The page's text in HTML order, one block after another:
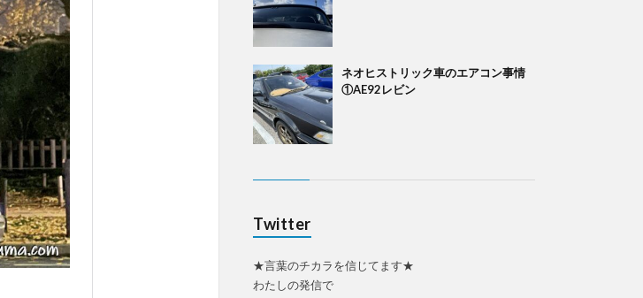
ネオヒストリック車のエアコン事情
①AE92レビン
Twitter
★言葉のチカラを信じてます★
わたしの発信で